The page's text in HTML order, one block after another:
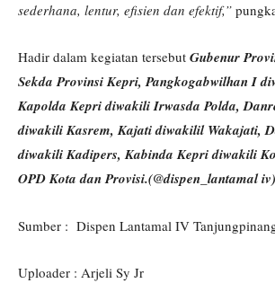
sederhana, lentur, efisien dan efektif,”
Hadir dalam kegiatan tersebut Gubenur
Sekda Provinsi Kepri, Pangkogabwilhan I
Kapolda Kepri diwakili Irwasda Polda,
diwakili Kasrem, Kajati diwakilil Wakajati,
diwakili Kadipers, Kabinda Kepri diwakili
OPD Kota dan Provisi.(@dispen_lantamal iv)
Sumber : Dispen Lantamal IV
Uploader : Arjeli Sy Jr